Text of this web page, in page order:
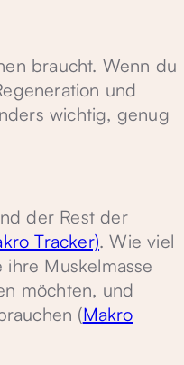
braucht. Wenn du
und
wichtig, genug
der Rest der
Tracker). Wie viel
Muskelmasse
möchten, und
(Makro